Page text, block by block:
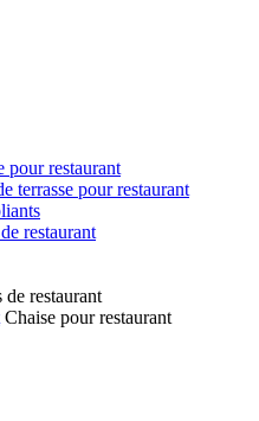
pour restaurant
terrasse pour restaurant
restaurant
de restaurant
Chaise pour restaurant